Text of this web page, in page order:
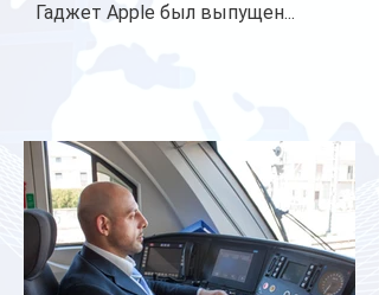
Гаджет Apple был выпущен...